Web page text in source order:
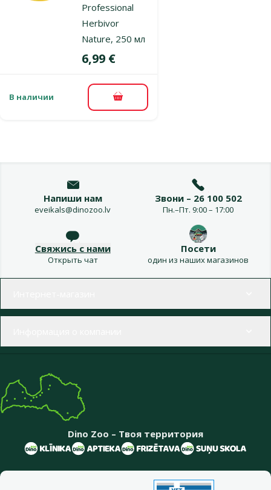
Professional
Herbivor
Nature, 250 мл
Цена
6,99 €
В наличии В корзину
Напиши нам
eveikals@dinozoo.lv
Звони – 26 100 502
Пн.–Пт. 9:00 – 17:00
Свяжись с нами
Открыть чат
Посети
один из наших магазинов
Dino Zoo – Твоя территория